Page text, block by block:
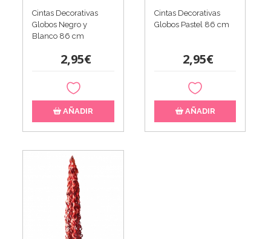
Cintas Decorativas
Globos Negro y
Blanco 86 cm
2,95€
AÑADIR
Cintas Decorativas
Globos Pastel 86 cm
2,95€
AÑADIR